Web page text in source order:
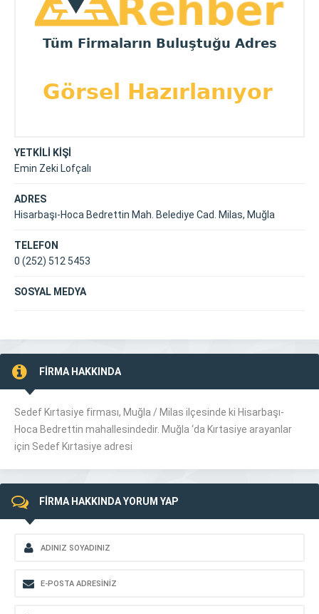
YETKİLİ KİŞİ
Emin Zeki Lofçalı
ADRES
Hisarbaşı-Hoca Bedrettin Mah. Belediye Cad. Milas, Muğla
TELEFON
0 (252) 512 5453
SOSYAL MEDYA
FİRMA HAKKINDA
Sedef Kırtasiye firması, Muğla / Milas ilçesinde ki Hisarbaşı-
Hoca Bedrettin mahallesindedir. Muğla ‘da Kırtasiye arayanlar
için Sedef Kırtasiye adresi
FİRMA HAKKINDA YORUM YAP